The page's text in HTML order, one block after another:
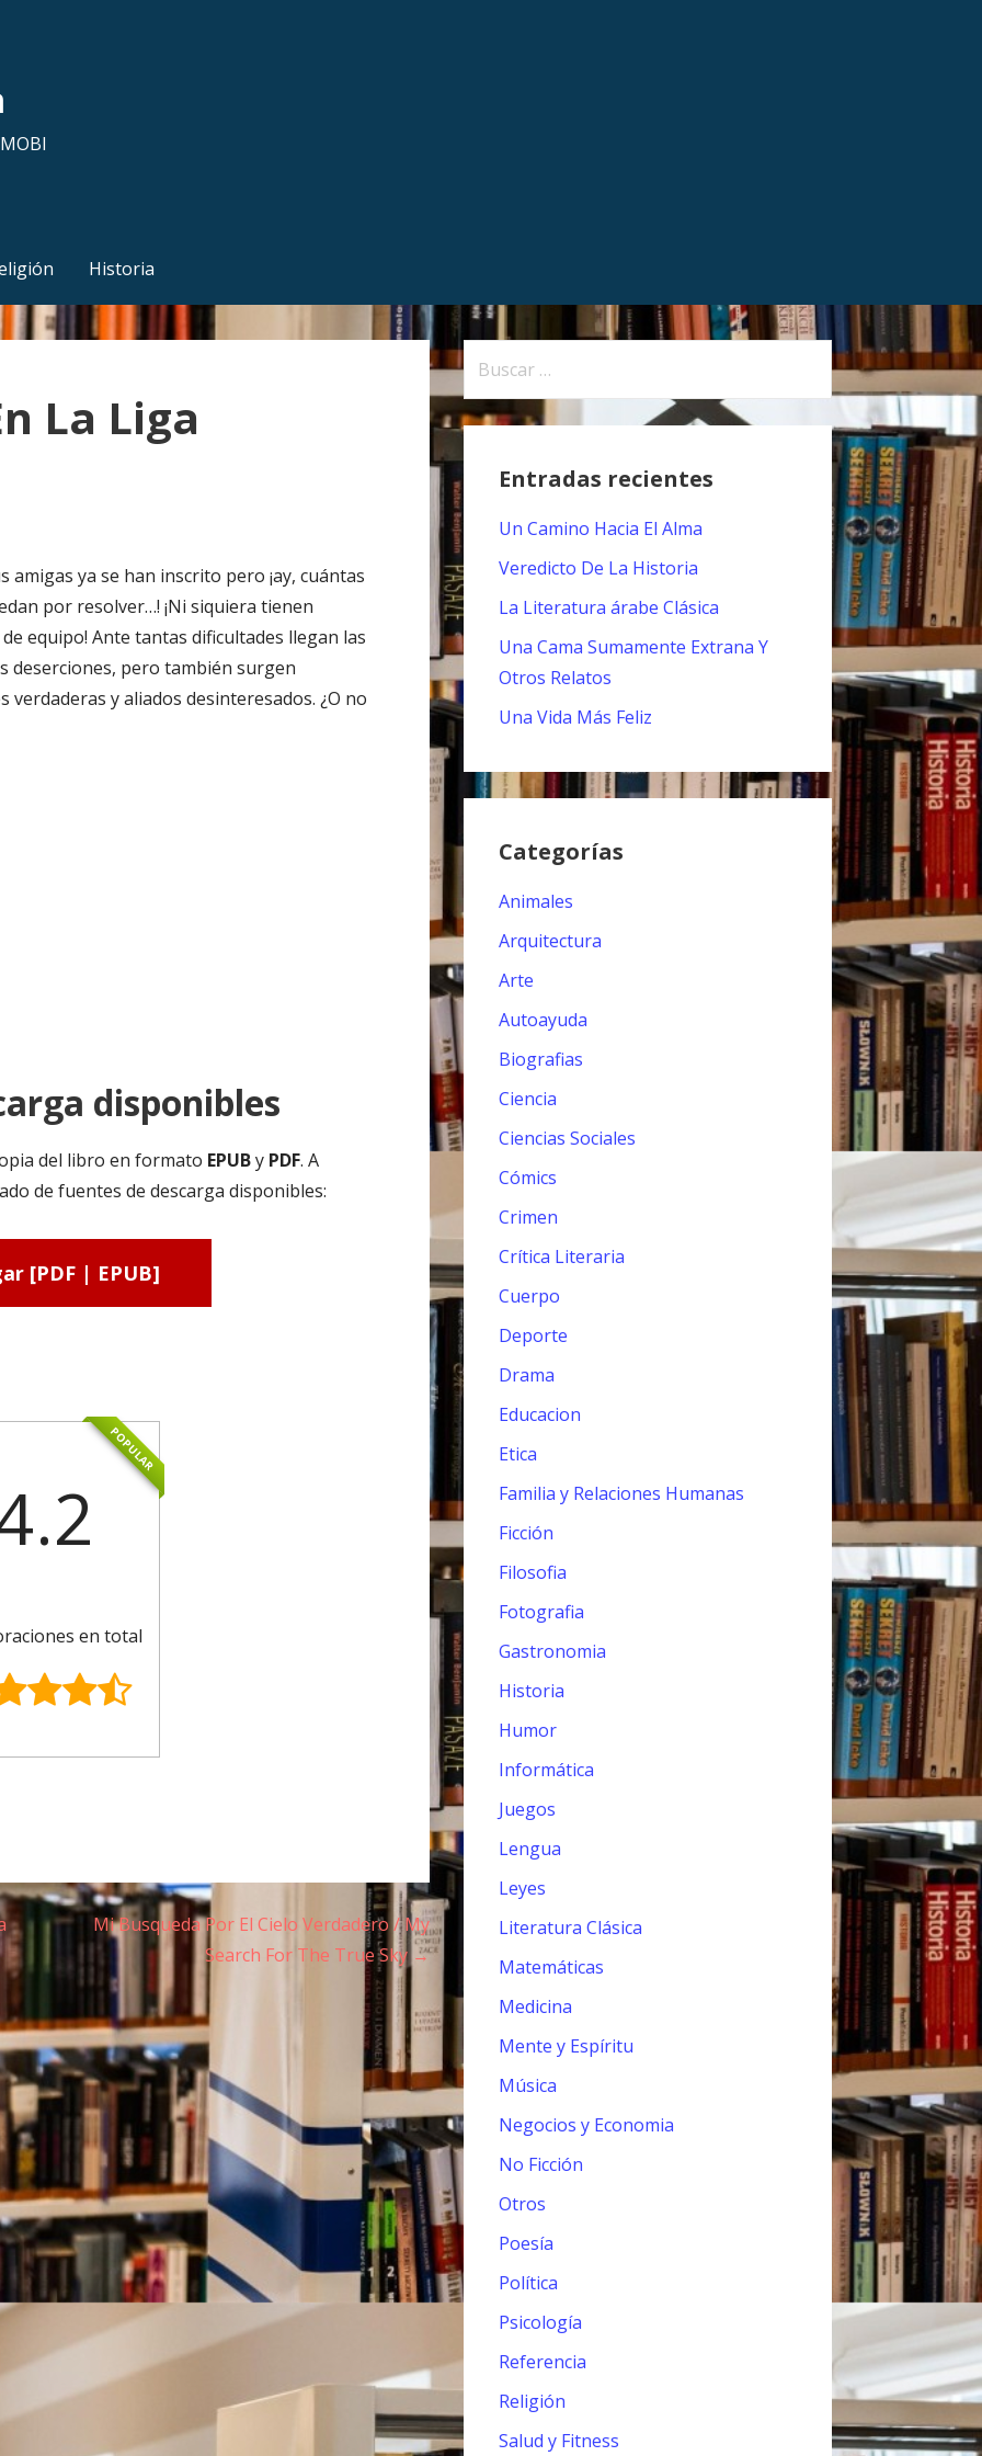
Historia
La Liga
amigas ya se han inscrito pero ¡ay, cuántas
por resolver…! ¡Ni siquiera tienen
equipo! Ante tantas dificultades llegan las
deserciones, pero también surgen
verdaderas y aliados desinteresados. ¿O no
disponibles
del libro en formato EPUBy PDF. A
de fuentes de descarga disponibles:
[PDF | EPUB]
POPULAR
en total
Mi Busqueda Por El Cielo Verdadero / My
Search For The True Sky →
B
s
Entradas recientes
Un Camino Hacia El Alma
Veredicto De La Historia
La Literatura árabe Clásica
Una Cama Sumamente Extrana Y
Otros Relatos
Una Vida Más Feliz
Categorías
Animales
Arquitectura
Arte
Autoayuda
Biografias
Ciencia
Ciencias Sociales
Cómics
Crimen
Crítica Literaria
Cuerpo
Deporte
Drama
Educacion
Etica
Familia y Relaciones Humanas
Ficción
Filosofia
Fotografia
Gastronomia
Historia
Humor
Informática
Juegos
Lengua
Leyes
Literatura Clásica
Matemáticas
Medicina
Mente y Espíritu
Música
Negocios y Economia
No Ficción
Otros
Poesía
Política
Psicología
Referencia
Religión
Salud y Fitness